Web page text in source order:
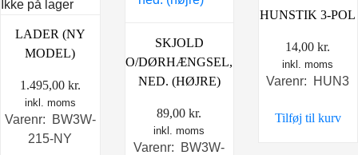
Ikke på lager
LADER (NY
MODEL)
1.495,00 kr.
inkl. moms
Varenr: BW3W-
215-NY
SKJOLD
O/DØRHÆNGSEL,
NED. (HØJRE)
89,00 kr.
inkl. moms
Varenr: BW3W-
HUNSTIK 3-POL
14,00kr.
inkl. moms
Varenr: HUN3
Tilføj til kurv